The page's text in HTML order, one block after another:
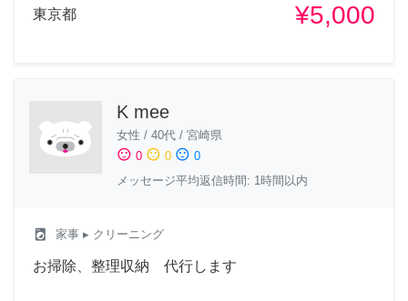
東京都 ¥5,000
K mee
女性 / 40代 / 宮崎県
sentiment_satisfied 0 sentiment_neutral 0 sentiment_dissatisfied 0
メッセージ平均返信時間: 1時間以内
local_laundry_service 家事 ▸ クリーニング
お掃除、整理収納 代行します